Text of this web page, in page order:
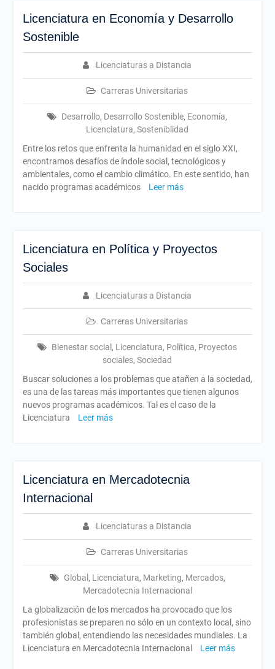
Licenciatura en Economía y Desarrollo
Sostenible
Licenciaturas a Distancia
Carreras Universitarias
Desarrollo, Desarrollo Sostenible, Economía,
Licenciatura,Sosteniblidad
Entre los retos que enfrenta la humanidad en el siglo XXI,
encontramos desafíos de índole social, tecnológicos y
ambientales, como el cambio climático. En este sentido, han
nacido programas académicos
Leer más
Licenciatura en Política y Proyectos
Sociales
Licenciaturas a Distancia
Carreras Universitarias
Bienestar social , Licenciatura, Política, Proyectos
sociales,Sociedad
Buscar soluciones a los problemas que atañen a la sociedad,
es una de las tareas más importantes que tienen algunos
nuevos programas académicos. Tal es el caso de la
Licenciatura
Leer más
Licenciatura en Mercadotecnia
Internacional
Licenciaturas a Distancia
Carreras Universitarias
Global , Licenciatura, Marketing, Mercados,
Mercadotecnia Internacional
La globalización de los mercados ha provocado que los
profesionistas se preparen no sólo en un contexto local, sino
también global, entendiendo las necesidades mundiales. La
Licenciatura en Mercadotecnia Internacional
Leer más